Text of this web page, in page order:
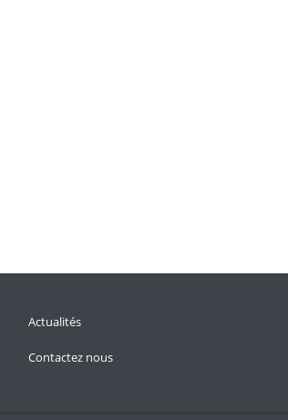
Actualités
Contactez nous